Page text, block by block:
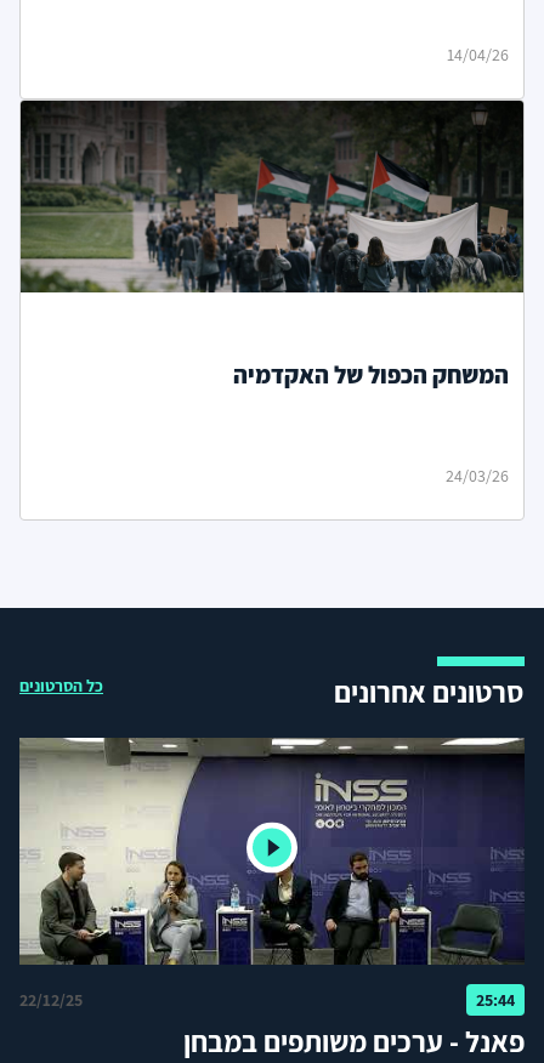
14/04/26
המשחק הכפול של האקדמיה
24/03/26
סרטונים אחרונים כל הסרטונים
25:44
22/12/25
פאנל - ערכים משותפים במבחן